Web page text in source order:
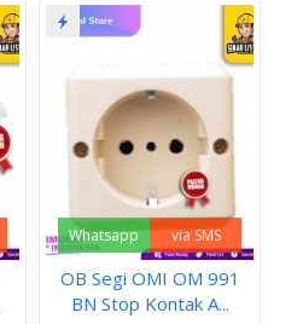
Whatsapp via SMS
OB Segi OMI OM 991
BN Stop Kontak A...